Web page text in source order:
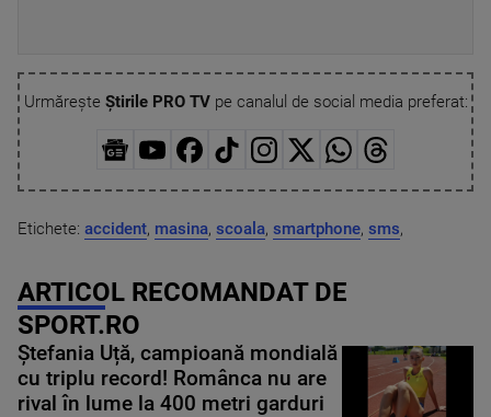
Urmărește Știrile PRO TVpe canalul de social media preferat:
Etichete: accident, masina, scoala, smartphone, sms,
ARTICOL RECOMANDAT DE
SPORT.RO
Ștefania Uță, campioană mondială
cu triplu record! Românca nu are
rival în lume la 400 metri garduri